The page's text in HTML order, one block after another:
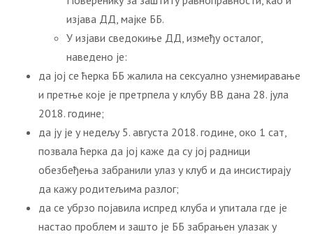
изјава ДД, мајке ББ.
У изјави сведокиње ДД, између осталог,
наведено је:
да јој се ћерка ББ жалила на сексуално узнемиравање
и претње које је претрпела у клубу ВВ дана 28. јула
2018. године;
да ју је у недељу 5. августа 2018. године, око 1 сат,
позвала ћерка да јој каже да су јој радници
обезбеђења забранили улаз у клуб и да инсистирају
да кажу родитељима разлог;
да се убрзо појавила испред клуба и упитала где је
настао проблем и зашто је ББ забрањен улазак у